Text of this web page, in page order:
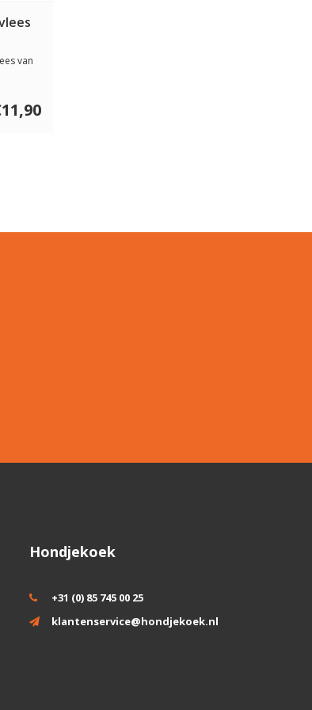
van
Hondjekoek
+31 (0) 85 745 00 25
klantenservice@hondjekoek.nl